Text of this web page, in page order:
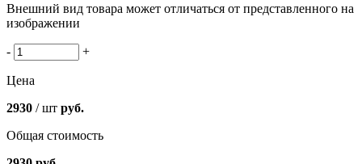
Внешний вид товара может отличаться от представленного на
изображении
- +
Цена
2930 / шт руб.
Общая стоимость